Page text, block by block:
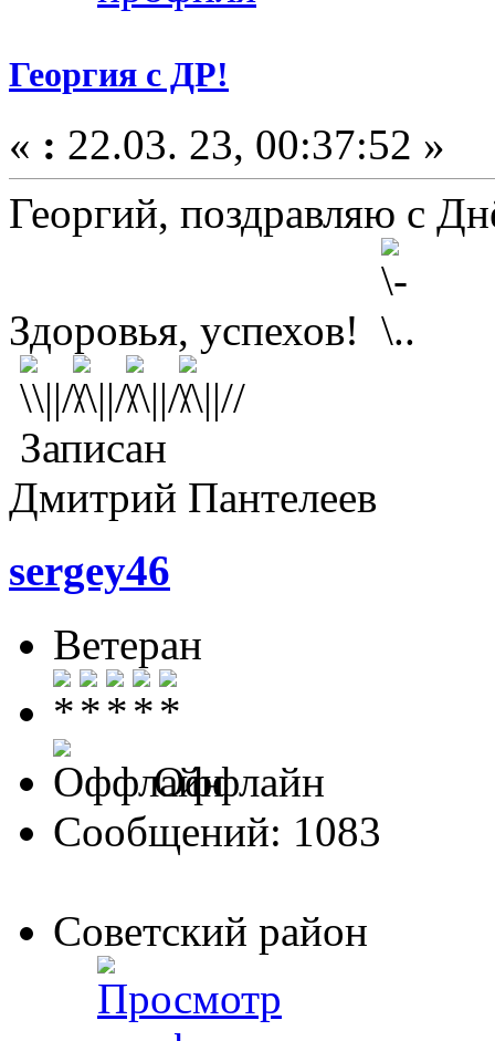
Георгия с ДР!
« : 22.03. 23, 00:37:52 »
Георгий, поздравляю с
Здоровья, успехов!
Записан
Дмитрий Пантелеев
sergey46
Ветеран
Оффлайн
Сообщений: 1083
Советский район